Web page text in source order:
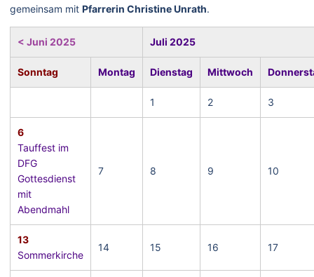
gemeinsam mit Pfarrerin Christine Unrath.
< Juni 2025 Juli 2025
Sonntag Montag Dienstag Mittwoch
1 2 3
6
Tauffest im
DFG
Gottesdienst
mit
Abendmahl
7 8 9 10
13
Sommerkirche
14 15 16 17